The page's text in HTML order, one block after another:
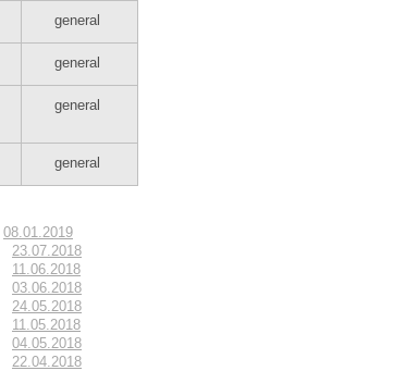
general
general
general
general
08.01.2019
23.07.2018
11.06.2018
03.06.2018
24.05.2018
11.05.2018
04.05.2018
22.04.2018